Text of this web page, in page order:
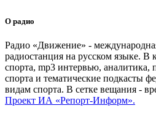
О радио
Радио «Движение» -
радиостанция на русском языке. В
спорта, mp3 интервью, аналитика,
спорта и тематические подкасты
видам спорта. В сетке вещания -
Проект ИА «Репорт-Информ».